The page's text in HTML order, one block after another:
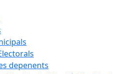
depenents